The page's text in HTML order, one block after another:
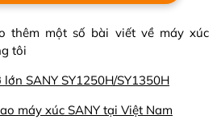
thêm một số bài viết về máy xúc
tôi
SANY SY1250H/SY1350H
máy xúc SANY tại Việt Nam